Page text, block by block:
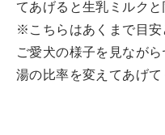
てあげると生乳ミルクと
※こちらはあくまで目安
ご愛犬の様子を見なが
湯の比率を変えてあげて